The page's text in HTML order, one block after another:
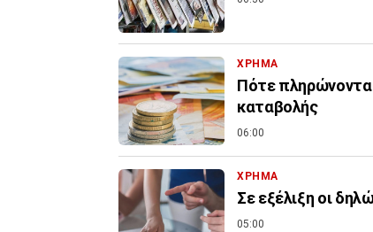
ΧΡΗΜΑ
Πότε
καταβολής
06:00
ΧΡΗΜΑ
Σε εξέλιξη οι
05:00